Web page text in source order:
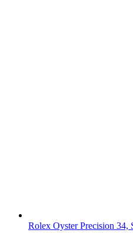
Rolex Oyster Precision 34,